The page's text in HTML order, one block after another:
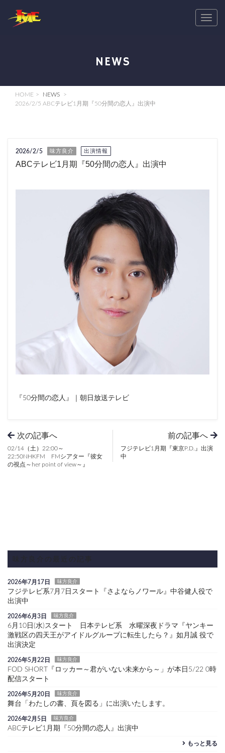
T
o
NEWS
HOME
NEWS
2026/2/5 ABCテレビ1月期『50分間の恋人』出演中
2026/2/5 味方良介 出演情報
ABCテレビ1月期『50分間の恋人』出演中
『50分間の恋人』｜朝日放送テレビ
次の記事へ
02/14（土）22:00～
22:50NHKFM FMシアター『彼女
の視点～her point of view～』
前の記事へ
フジテレビ1月期『東京P.D.』出演
中
味方良介の最近の記事
2026年7月17日 味方良介
フジテレビ系7月7日スタート『さよならノワール』中谷健人役で
出演中
2026年6月3日 味方良介
6月10日(水)スタート 日本テレビ系 水曜深夜ドラマ『ヤンキー
激戦区の四天王がアイドルグループに転生したら？』如月誠 役で
出演決定
2026年5月22日 味方良介
FOD SHORT『ロッカー～君がいない未来から～」が本日5/22 0時
配信スタート
2026年5月20日 味方良介
舞台「わたしの書、頁を図る」に出演いたします。
2026年2月5日 味方良介
ABCテレビ1月期『50分間の恋人』出演中
もっと見る